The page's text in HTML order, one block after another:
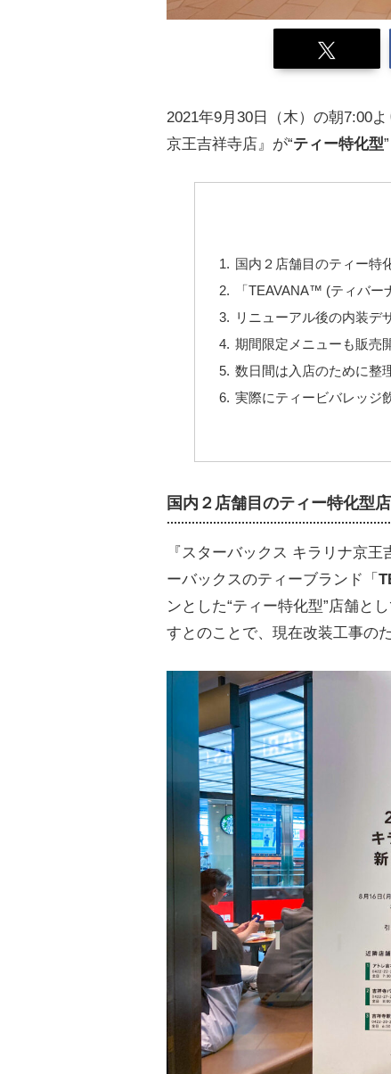
2021年9月30日（木）の朝7:00よ
京王吉祥寺店』が“ティー特化型
国内２店舗目のティー特
「TEAVANA™ (ティバー
リニューアル後の内装デ
期間限定メニューも販売
数日間は入店のために整
実際にティービバレッジ
国内２店舗目のティー特化型
『スターバックス キラリナ京
ーバックスのティーブランド「
ンとした“ティー特化型”店舗と
すとのことで、現在改装工事の